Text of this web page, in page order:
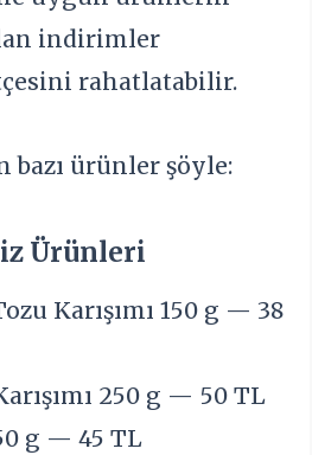
indirimler
rahatlatabilir.
bazı ürünler şöyle:
Ürünleri
Karışımı 150 g — 38
250 g — 50 TL
g — 45 TL